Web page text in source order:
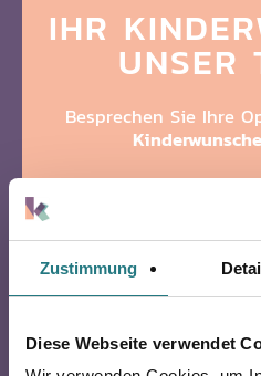
Zustimmung
Diese Webseite verwendet
IHR
UNSER
Besprechen Sie Ihre